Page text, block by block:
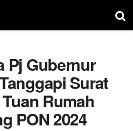
Pj Gubernur
Surat
Rumah
PON 2024